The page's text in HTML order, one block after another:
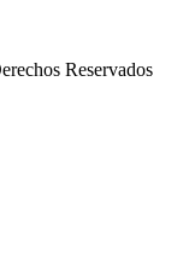
Reservados